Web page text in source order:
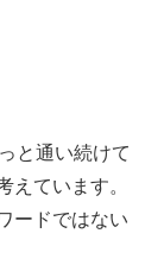
と通い続けて
えています。
ードではない